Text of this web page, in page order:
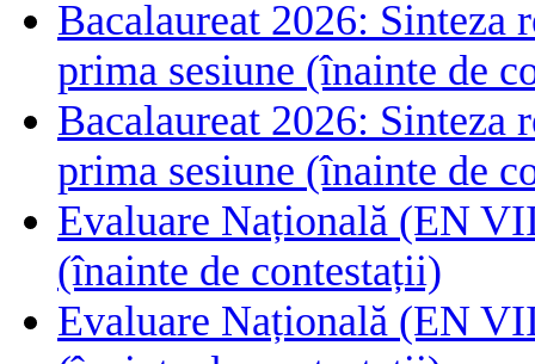
Bacalaureat 2026:
prima sesiune (înainte de
Bacalaureat 2026:
prima sesiune (înainte de
Evaluare Națională (EN
(înainte de contestații)
Evaluare Națională (EN